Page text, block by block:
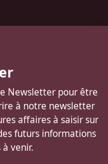
Newsletter pour être
à notre newsletter
affaires à saisir sur
futurs informations
venir.